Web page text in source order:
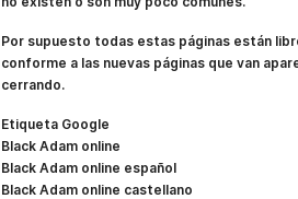
Por supuesto todas estas páginas están
conforme a las nuevas páginas que van
cerrando.
Etiqueta Google
Black Adam online
Black Adam online español
Black Adam online castellano